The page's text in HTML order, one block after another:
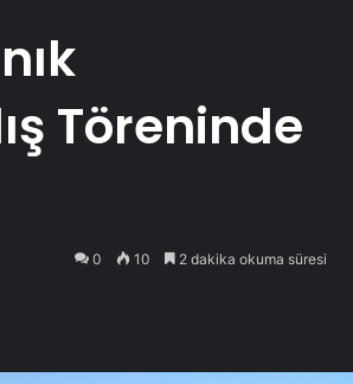
Töreninde
0 10 2 dakika okuma süresi